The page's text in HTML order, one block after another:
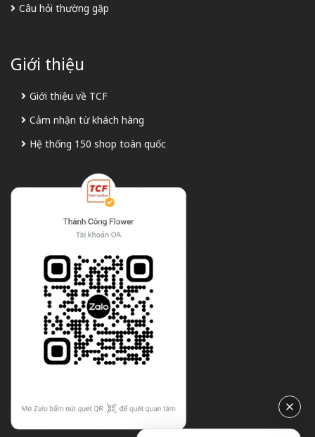
Câu hỏi thường gặp
Giới thiệu
Giới thiệu về TCF
Cảm nhận từ khách hàng
Hệ thống 150 shop toàn quốc